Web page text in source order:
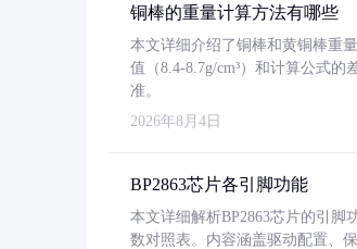
铜棒的重量计算方法有哪些
本文详细介绍了铜棒和黄铜棒重
值（8.4-8.7g/cm³）和计算公式
准。
2026年8月4日
BP2863芯片各引脚功能
本文详细解析BP2863芯片的引
数对照表。内容涵盖驱动配置、